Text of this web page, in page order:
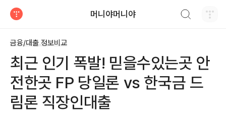
머니야머니야
금융/대출 정보비교
최근 인기 폭발! 믿을수있는곳 안
전한곳 FP 당일론 vs 한국금 드
림론 직장인대출